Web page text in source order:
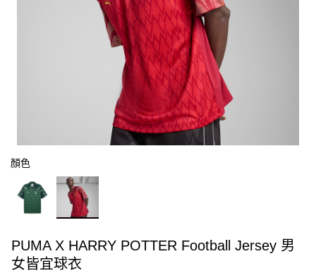
顏色
PUMA X HARRY POTTER Football Jersey 男
女皆宜球衣